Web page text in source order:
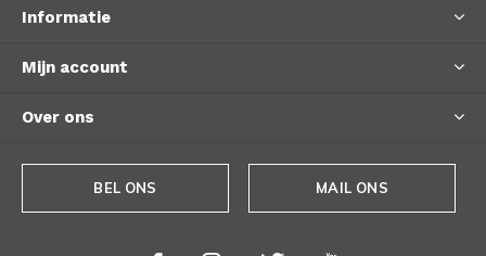
Informatie
Mijn account
Over ons
BEL ONS MAIL ONS